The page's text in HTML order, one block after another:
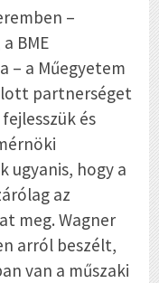
–
BME
– a Műegyetem
partnerséget
és
ugyanis, hogy a
az
meg. Wagner
arról beszélt,
van a műszaki